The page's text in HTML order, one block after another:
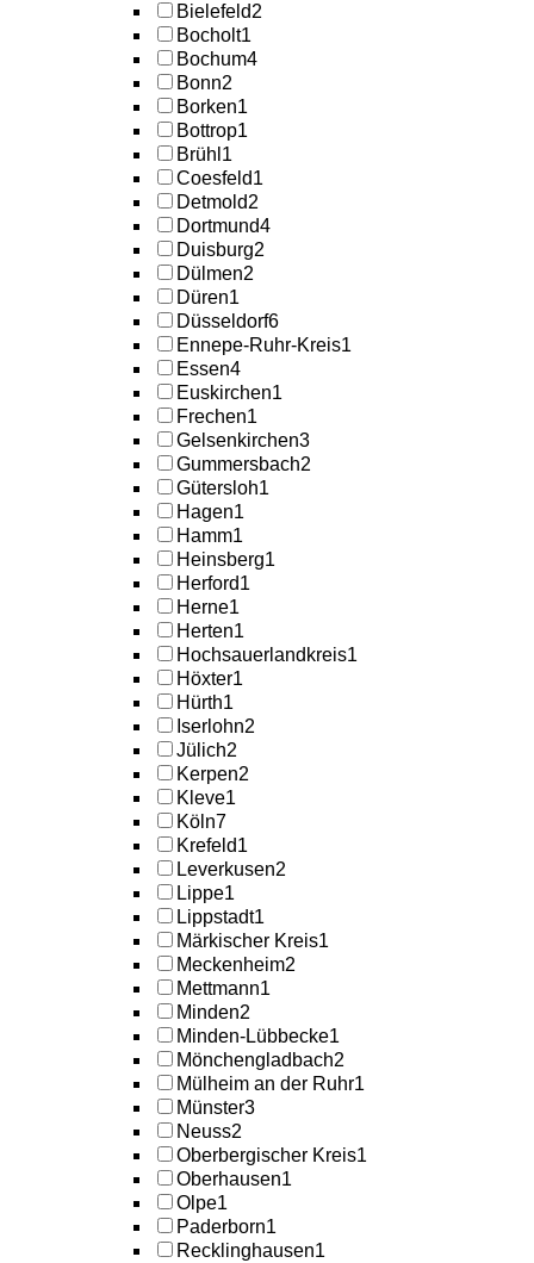
Bielefeld2
Bocholt1
Bochum4
Bonn2
Borken1
Bottrop1
Brühl 1
Coesfeld1
Detmold2
Dortmund4
Duisburg2
Dülmen2
Düren1
Düsseldorf6
Ennepe-Ruhr-Kreis1
Essen4
Euskirchen1
Frechen1
Gelsenkirchen3
Gummersbach2
Gütersloh1
Hagen1
Hamm1
Heinsberg1
Herford1
Herne1
Herten1
Hochsauerlandkreis1
Höxter1
Hürth1
Iserlohn2
Jülich2
Kerpen2
Kleve1
Köln7
Krefeld1
Leverkusen2
Lippe1
Lippstadt1
Märkischer Kreis1
Meckenheim2
Mettmann1
Minden2
Minden-Lübbecke1
Mönchengladbach2
Mülheim an der Ruhr1
Münster3
Neuss2
Oberbergischer Kreis1
Oberhausen1
Olpe1
Paderborn1
Recklinghausen1